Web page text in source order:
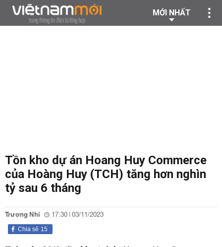
MỚI NHẤT
Tồn kho dự án Hoang Huy Commerce
của Hoàng Huy (TCH) tăng hơn nghìn
tỷ sau 6 tháng
Trương Nhi 17:30 | 03/11/2023
15
Chia sẻ